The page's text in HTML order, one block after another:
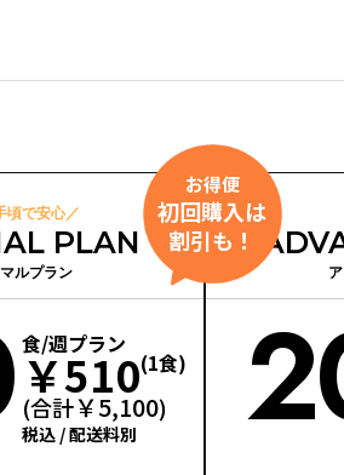
お得便
初回購入は
割引も！
頃で安心／
PLAN
ルプラン
食/週プラン
￥510(1食)
(合計￥5,100)
税込 / 配送料別